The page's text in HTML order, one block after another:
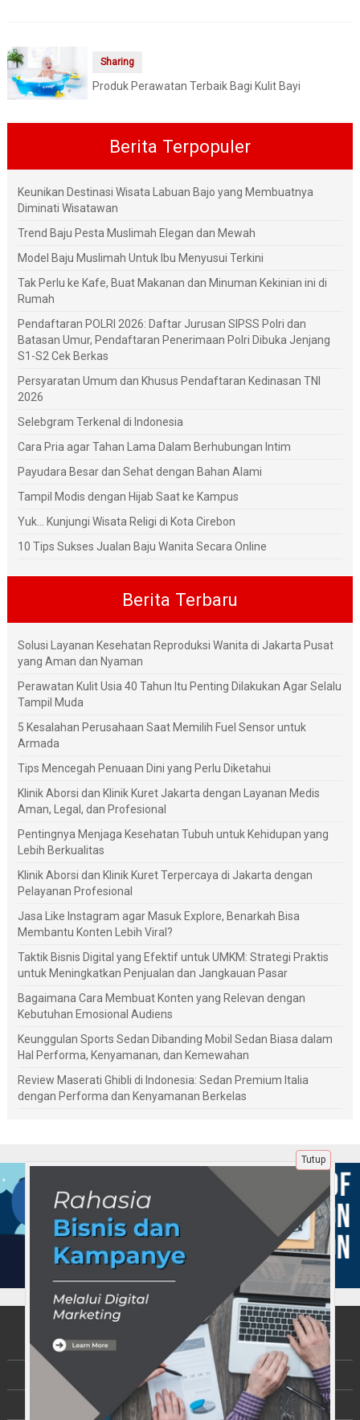
Sharing
Produk Perawatan Terbaik Bagi Kulit Bayi
Berita Terpopuler
Keunikan Destinasi Wisata Labuan Bajo yang Membuatnya
Diminati Wisatawan
Trend Baju Pesta Muslimah Elegan dan Mewah
Model Baju Muslimah Untuk Ibu Menyusui Terkini
Tak Perlu ke Kafe, Buat Makanan dan Minuman Kekinian ini di
Rumah
Pendaftaran POLRI 2026: Daftar Jurusan SIPSS Polri dan
Batasan Umur, Pendaftaran Penerimaan Polri Dibuka Jenjang
S1-S2 Cek Berkas
Persyaratan Umum dan Khusus Pendaftaran Kedinasan TNI
2026
Selebgram Terkenal di Indonesia
Cara Pria agar Tahan Lama Dalam Berhubungan Intim
Payudara Besar dan Sehat dengan Bahan Alami
Tampil Modis dengan Hijab Saat ke Kampus
Yuk... Kunjungi Wisata Religi di Kota Cirebon
10 Tips Sukses Jualan Baju Wanita Secara Online
Berita Terbaru
Solusi Layanan Kesehatan Reproduksi Wanita di Jakarta Pusat
yang Aman dan Nyaman
Perawatan Kulit Usia 40 Tahun Itu Penting Dilakukan Agar Selalu
Tampil Muda
5 Kesalahan Perusahaan Saat Memilih Fuel Sensor untuk
Armada
Tips Mencegah Penuaan Dini yang Perlu Diketahui
Klinik Aborsi dan Klinik Kuret Jakarta dengan Layanan Medis
Aman, Legal, dan Profesional
Pentingnya Menjaga Kesehatan Tubuh untuk Kehidupan yang
Lebih Berkualitas
Klinik Aborsi dan Klinik Kuret Terpercaya di Jakarta dengan
Pelayanan Profesional
Jasa Like Instagram agar Masuk Explore, Benarkah Bisa
Membantu Konten Lebih Viral?
Taktik Bisnis Digital yang Efektif untuk UMKM: Strategi Praktis
untuk Meningkatkan Penjualan dan Jangkauan Pasar
Bagaimana Cara Membuat Konten yang Relevan dengan
Kebutuhan Emosional Audiens
Keunggulan Sports Sedan Dibanding Mobil Sedan Biasa dalam
Hal Performa, Kenyamanan, dan Kemewahan
Review Maserati Ghibli di Indonesia: Sedan Premium Italia
dengan Performa dan Kenyamanan Berkelas
Tentang Kami
Berita
Disclaimer
Tutup